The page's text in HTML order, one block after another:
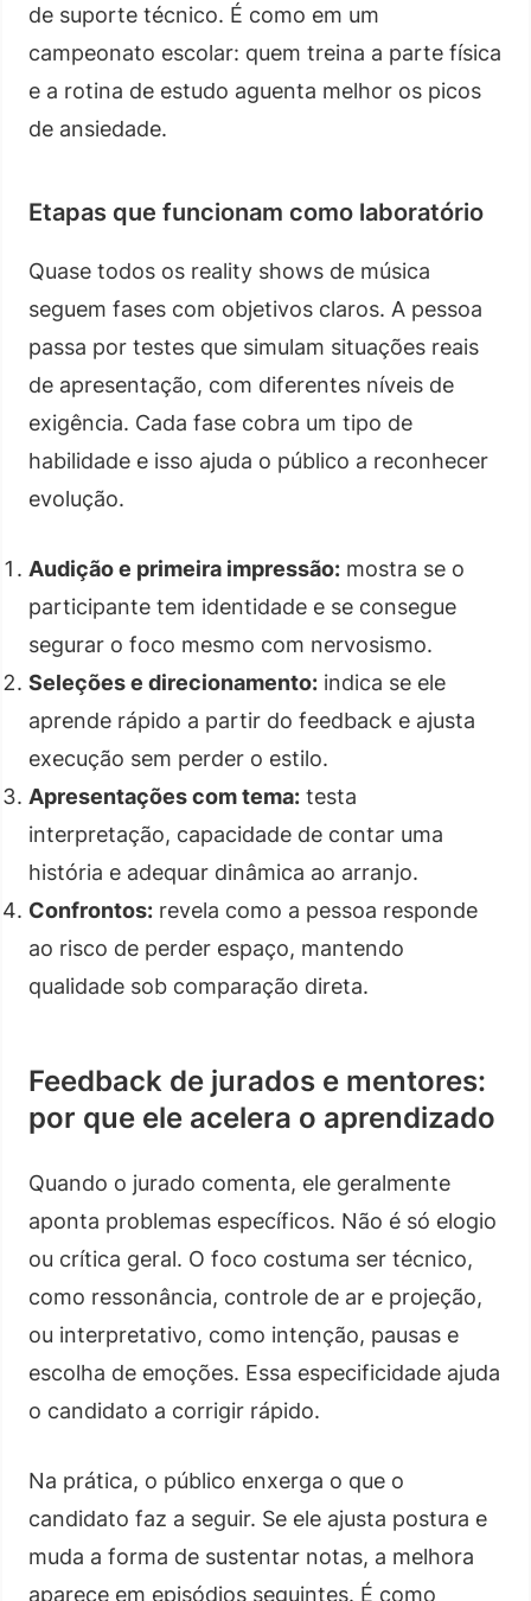
de suporte técnico. É como em um
campeonato escolar: quem treina a parte física
e a rotina de estudo aguenta melhor os picos
de ansiedade.
Etapas que funcionam como laboratório
Quase todos os reality shows de música
seguem fases com objetivos claros. A pessoa
passa por testes que simulam situações reais
de apresentação, com diferentes níveis de
exigência. Cada fase cobra um tipo de
habilidade e isso ajuda o público a reconhecer
evolução.
Audição e primeira impressão: mostra se o
participante tem identidade e se consegue
segurar o foco mesmo com nervosismo.
Seleções e direcionamento: indica se ele
aprende rápido a partir do feedback e ajusta
execução sem perder o estilo.
Apresentações com tema: testa
interpretação, capacidade de contar uma
história e adequar dinâmica ao arranjo.
Confrontos: revela como a pessoa responde
ao risco de perder espaço, mantendo
qualidade sob comparação direta.
Feedback de jurados e mentores:
por que ele acelera o aprendizado
Quando o jurado comenta, ele geralmente
aponta problemas específicos. Não é só elogio
ou crítica geral. O foco costuma ser técnico,
como ressonância, controle de ar e projeção,
ou interpretativo, como intenção, pausas e
escolha de emoções. Essa especificidade ajuda
o candidato a corrigir rápido.
Na prática, o público enxerga o que o
candidato faz a seguir. Se ele ajusta postura e
muda a forma de sustentar notas, a melhora
aparece em episódios seguintes. É como